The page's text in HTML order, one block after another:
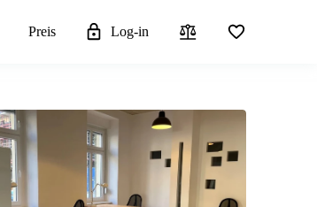
Preis Log-in